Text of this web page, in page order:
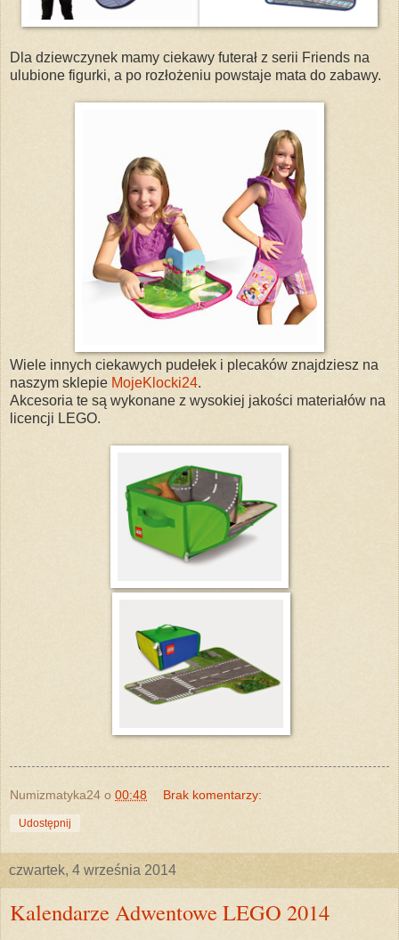
Dla dziewczynek mamy ciekawy futerał z serii Friends na
ulubione figurki, a po rozłożeniu powstaje mata do zabawy.
Wiele innych ciekawych pudełek i plecaków znajdziesz na
naszym sklepie MojeKlocki24.
Akcesoria te są wykonane z wysokiej jakości materiałów na
licencji LEGO.
Numizmatyka24 o 00:48 Brak komentarzy:
Udostępnij
czwartek, 4 września 2014
Kalendarze Adwentowe LEGO 2014